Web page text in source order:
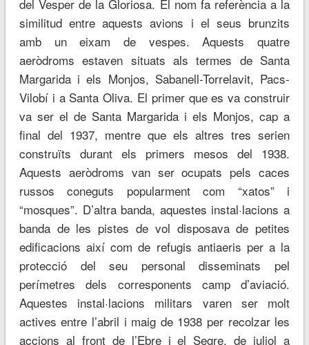
del Vesper de la Gloriosa. El nom fa referència a la
similitud entre aquests avions i el seus brunzits
amb un eixam de vespes. Aquests quatre
aeròdroms estaven situats als termes de Santa
Margarida i els Monjos, Sabanell-Torrelavit, Pacs-
Vilobí i a Santa Oliva. El primer que es va construir
va ser el de Santa Margarida i els Monjos, cap a
final del 1937, mentre que els altres tres serien
construïts durant els primers mesos del 1938.
Aquests aeròdroms van ser ocupats pels caces
russos coneguts popularment com “xatos” i
“mosques”. D’altra banda, aquestes instal·lacions a
banda de les pistes de vol disposava de petites
edificacions així com de refugis antiaeris per a la
protecció del seu personal disseminats pel
perímetres dels corresponents camp d’aviació.
Aquestes instal·lacions militars varen ser molt
actives entre l’abril i maig de 1938 per recolzar les
accions al front de l’Ebre i el Segre, de juliol a